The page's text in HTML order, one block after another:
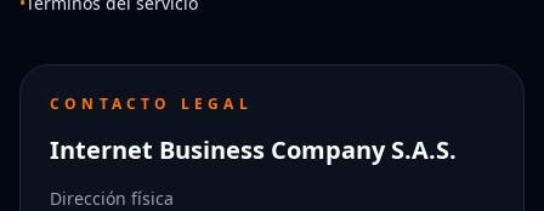
CONTACTO LEGAL
Internet Business Company S.A.S.
Dirección física